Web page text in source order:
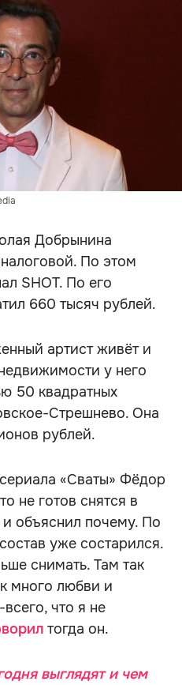
Добрынина
По этом
SHOT. По его
660 тысяч рублей.
артист живёт и
у него
50 квадратных
Стрешнево. Она
рублей.
«Сваты» Фёдор
не готов снятся в
объяснил почему. По
уже состарился.
снимать. Там так
много любви и
что я не
тогда он.
выглядят и чем